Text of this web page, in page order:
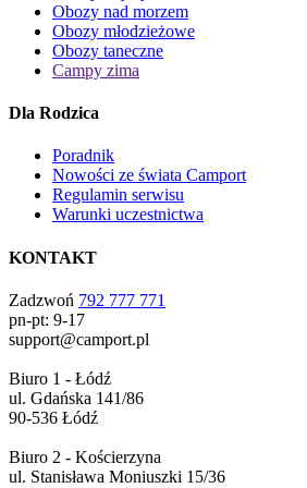
Obozy nad morzem
Obozy młodzieżowe
Obozy taneczne
Campy zima
Dla Rodzica
Poradnik
Nowości ze świata Camport
Regulamin serwisu
Warunki uczestnictwa
KONTAKT
Zadzwoń 792 777 771
pn-pt: 9-17
support@camport.pl
Biuro 1 - Łódź
ul. Gdańska 141/86
90-536 Łódź
Biuro 2 - Kościerzyna
ul. Stanisława Moniuszki 15/36